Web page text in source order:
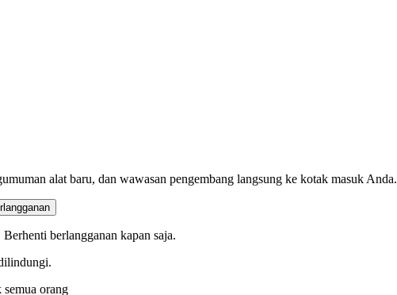
alat baru, dan wawasan pengembang langsung ke kotak masuk Anda.
berlangganan kapan saja.
.
orang